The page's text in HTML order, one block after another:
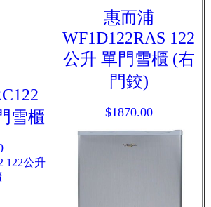
雪櫃
惠而浦
WF1D122RAS 122
公升 單門雪櫃 (右
門鉸)
$1870.00